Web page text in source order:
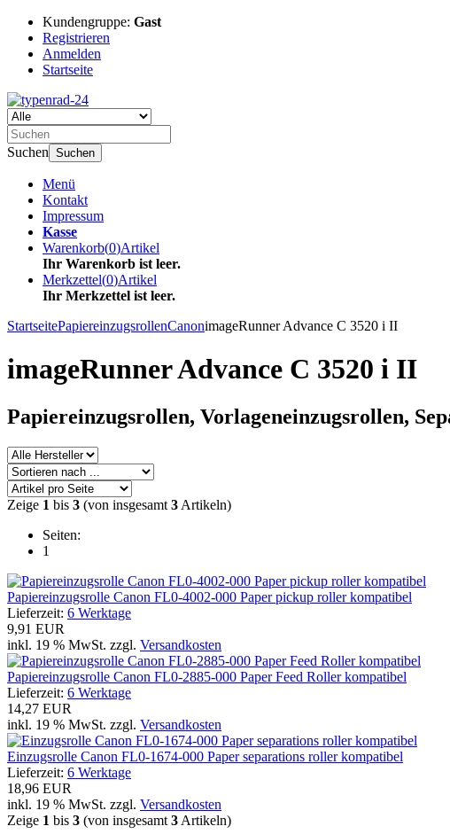
Kundengruppe: Gast
Registrieren
Anmelden
Startseite
Suchen Suchen
Menü
Kontakt
Impressum
Kasse
Warenkorb(0)Artikel
Ihr Warenkorb ist leer.
Merkzettel(0)Artikel
Ihr Merkzettel ist leer.
StartseitePapiereinzugsrollenCanonimageRunner Advance C 3520 i II
imageRunner Advance C 3520 i II
Papiereinzugsrollen, Vorlageneinzugsrollen,
Zeige 1 bis 3 (von insgesamt 3 Artikeln)
Seiten:
1
Papiereinzugsrolle Canon FL0-4002-000 Paper pickup roller kompatibel
Lieferzeit: 6 Werktage
9,91 EUR
inkl. 19 % MwSt. zzgl. Versandkosten
Papiereinzugsrolle Canon FL0-2885-000 Paper Feed Roller kompatibel
Lieferzeit: 6 Werktage
14,27 EUR
inkl. 19 % MwSt. zzgl. Versandkosten
Einzugsrolle Canon FL0-1674-000 Paper separations roller kompatibel
Lieferzeit: 6 Werktage
18,96 EUR
inkl. 19 % MwSt. zzgl. Versandkosten
Zeige 1 bis 3 (von insgesamt 3 Artikeln)